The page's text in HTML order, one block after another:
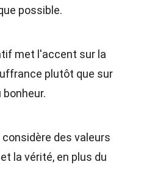
possible.
met l'accent sur la
plutôt que sur
des valeurs
la vérité, en plus du